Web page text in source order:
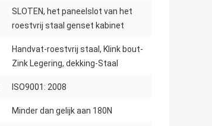
SLOTEN, het paneelslot van het
roestvrij staal genset kabinet
Handvat-roestvrij staal, Klink bout-
Zink Legering, dekking-Staal
ISO9001: 2008
Minder dan gelijk aan 180N